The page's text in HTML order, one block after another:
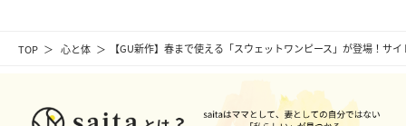
TOP 心と体 【GU新作】春まで使える「スウェットワンピース」が登場！サ